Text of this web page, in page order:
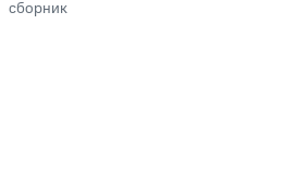
Danilo
сборник